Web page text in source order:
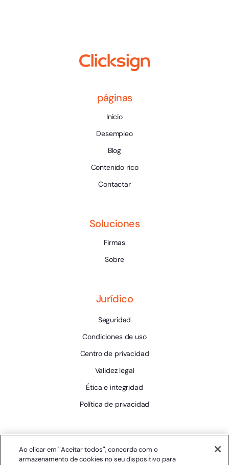
páginas
Inicio
Desempleo
Blog
Contenido rico
Contactar
Soluciones
Firmas
Sobre
Jurídico
Seguridad
Condiciones de uso
Centro de privacidad
Validez legal
Ética e integridad
Política de privacidad
Herramientas
Ao clicar em "Aceitar todos", concorda com o
armazenamento de cookies no seu dispositivo para